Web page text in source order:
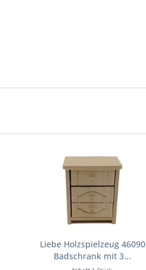
Liebe Holzspielzeug 46090
Badschrank mit 3...